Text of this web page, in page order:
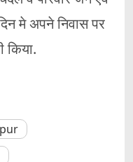
मे अपने निवास पर
किया.